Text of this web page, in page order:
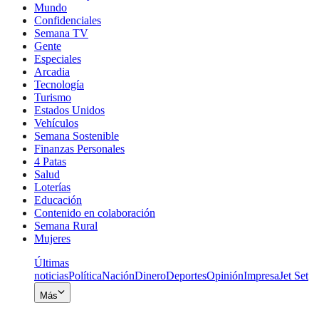
Mundo
Confidenciales
Semana TV
Gente
Especiales
Arcadia
Tecnología
Turismo
Estados Unidos
Vehículos
Semana Sostenible
Finanzas Personales
4 Patas
Salud
Loterías
Educación
Contenido en colaboración
Semana Rural
Mujeres
Últimas
noticiasPolíticaNaciónDineroDeportesOpiniónImpresaJet Set
Más